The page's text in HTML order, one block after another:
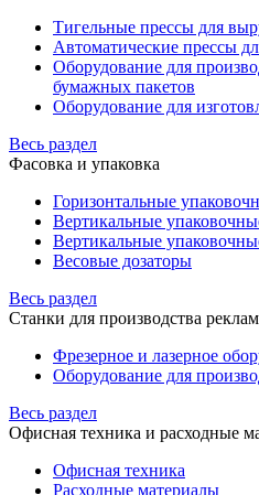
Тигельные прессы для
Автоматические прессы
Оборудование для
бумажных пакетов
Оборудование для
Весь раздел
Фасовка и упаковка
Горизонтальные
Вертикальные
Вертикальные
Весовые дозаторы
Весь раздел
Станки для производства
Фрезерное и лазерное
Оборудование для
Весь раздел
Офисная техника и расходные
Офисная техника
Расходные материалы